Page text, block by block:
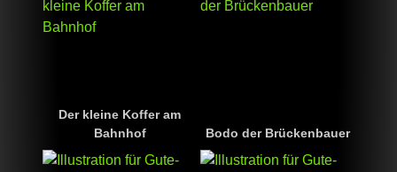
Der kleine Koffer am
Bahnhof
Bodo der Brückenbauer